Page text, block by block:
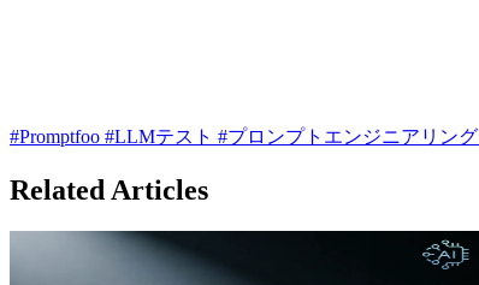
#Promptfoo #LLMテスト #プロンプトエンジニアリング
Related Articles